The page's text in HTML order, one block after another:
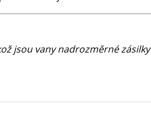
jsou vany nadrozměrné